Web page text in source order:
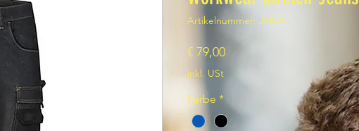
Artikelnummer: JN875
€ 79,00Preis
inkl. USt
Farbe *